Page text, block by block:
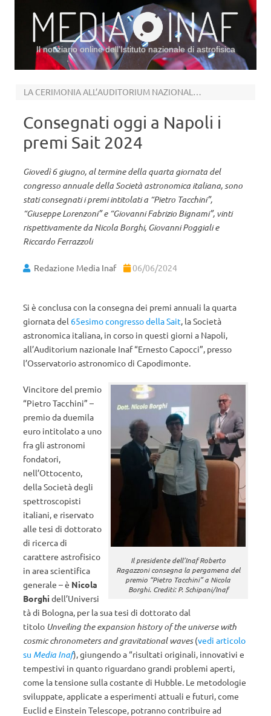
Il notiziario online dell’Istituto nazionale di astrofisica
LA CERIMONIA ALL’AUDITORIUM NAZIONALE INAF “ERNESTO CAPOCCI”
Consegnati oggi a Napoli i
premi Sait 2024
Giovedì 6 giugno, al termine della quarta giornata del
congresso annuale della Società astronomica italiana, sono
stati consegnati i premi intitolati a “Pietro Tacchini”,
“Giuseppe Lorenzoni” e “Giovanni Fabrizio Bignami”, vinti
rispettivamente da Nicola Borghi, Giovanni Poggiali e
Riccardo Ferrazzoli
Redazione Media Inaf 06/06/2024
Si è conclusa con la consegna dei premi annuali la quarta
giornata del 65esimo congresso della Sait, la Società
astronomica italiana, in corso in questi giorni a Napoli,
all’Auditorium nazionale Inaf “Ernesto Capocci”, presso
l’Osservatorio astronomico di Capodimonte.
Il presidente dell’Inaf Roberto
Ragazzoni consegna la pergamena del
premio “Pietro Tacchini” a Nicola
Borghi. Crediti: P. Schipani/Inaf
Vincitore del premio
“Pietro Tacchini” –
premio da duemila
euro intitolato a uno
fra gli astronomi
fondatori,
nell’Ottocento,
della Società degli
spettroscopisti
italiani, e riservato
alle tesi di dottorato
di ricerca di
carattere astrofisico
in area scientifica
generale – è Nicola
Borghi dell’Universi
tà di Bologna, per la sua tesi di dottorato dal
titolo Unveiling the expansion history of the universe with
cosmic chronometers and gravitational waves(vedi articolo
su Media Inaf), giungendo a “risultati originali, innovativi e
tempestivi in quanto riguardano grandi problemi aperti,
come la tensione sulla costante di Hubble. Le metodologie
sviluppate, applicate a esperimenti attuali e futuri, come
Euclid e Einstein Telescope, potranno contribuire ad